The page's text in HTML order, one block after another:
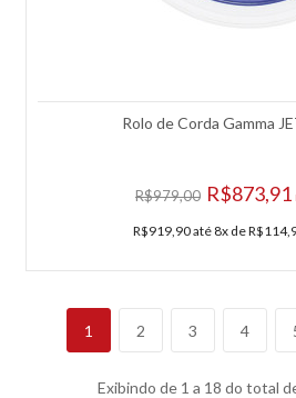
Adicionar à lista de
Rolo de Corda Gamma
R$979,00 R$873,91
R$919,90 até 8x de
1 2 3 4
Exibindo de 1 a 18 do total